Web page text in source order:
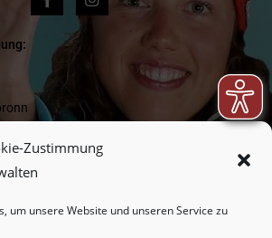
Zustimmung
um unsere Website und unseren Service zu